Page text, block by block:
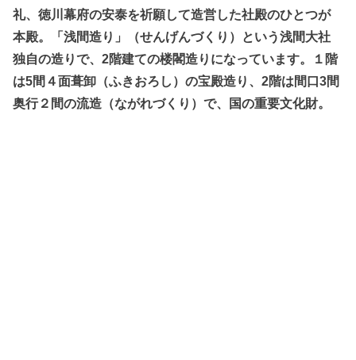
礼、徳川幕府の安泰を祈願して造営した社殿のひとつが
本殿。「浅間造り」（せんげんづくり）という浅間大社
独自の造りで、2階建ての楼閣造りになっています。１階
は5間４面葺卸（ふきおろし）の宝殿造り、2階は間口3間
奥行２間の流造（ながれづくり）で、国の重要文化財。